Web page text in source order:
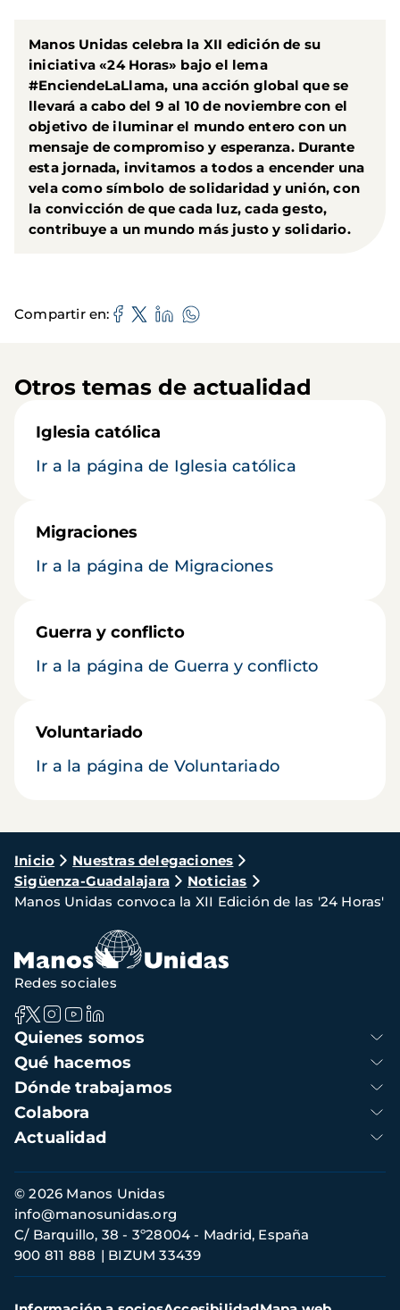
Manos Unidas celebra la XII edición de su
iniciativa «24 Horas» bajo el lema
#EnciendeLaLlama, una acción global que se
llevará a cabo del 9 al 10 de noviembre con el
objetivo de iluminar el mundo entero con un
mensaje de compromiso y esperanza. Durante
esta jornada, invitamos a todos a encender una
vela como símbolo de solidaridad y unión, con
la convicción de que cada luz, cada gesto,
contribuye a un mundo más justo y solidario.
Compartir en
Otros temas de actualidad
Iglesia católica
Ir a la página de Iglesia católica
Migraciones
Ir a la página de Migraciones
Guerra y conflicto
Ir a la página de Guerra y conflicto
Voluntariado
Ir a la página de Voluntariado
Ruta
de
navegación
Inicio
Nuestras delegaciones
Sigüenza-Guadalajara
Noticias
Manos Unidas convoca la XII Edición de las '24 Horas'
Navegación
principal
Quienes somos
Qué hacemos
Dónde trabajamos
Colabora
Actualidad
Redes sociales
Información
de
contacto
© 2026 Manos Unidas
C/ Barquillo, 38 - 3º28004 - Madrid, España
900 811 888
BIZUM 33439
info@manosunidas.org
Menú